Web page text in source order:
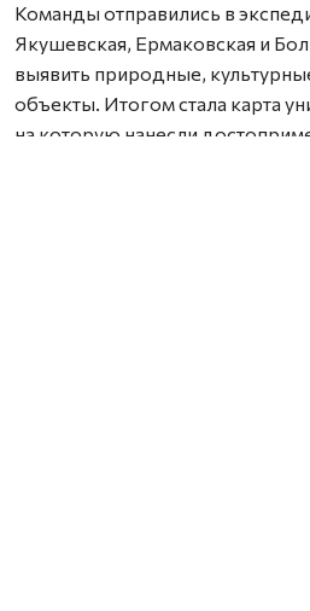
Команды отправились в
Якушевская, Ермаковская и
выявить природные,
объекты. Итогом стала карта
на которую нанесли